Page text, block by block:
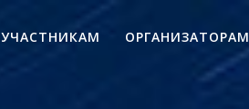
УЧАСТНИКАМ ОРГАНИЗАТОРАМ